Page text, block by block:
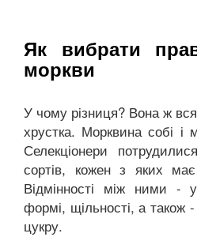
Як вибрати
моркви
У чому різниця? Вона ж
хрустка. Морквина собі і
Селекціонери
сортів, кожен з яких
Відмінності між ними -
формі, щільності, а також -
цукру.